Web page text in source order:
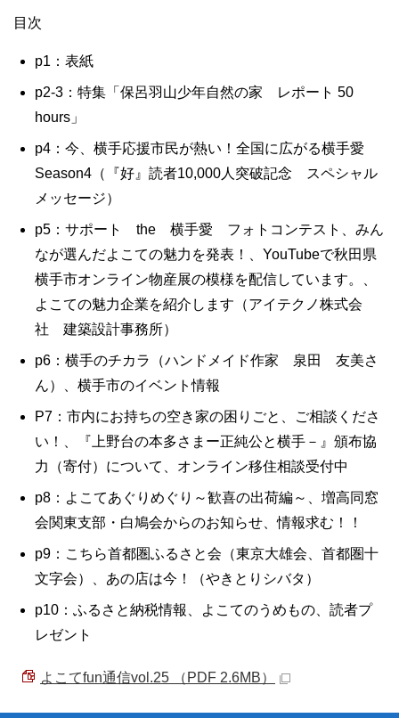
目次
p1：表紙
p2-3：特集「保呂羽山少年自然の家 レポート 50
hours」
p4：今、横手応援市民が熱い！全国に広がる横手愛
Season4（『好』読者10,000人突破記念 スペシャル
メッセージ）
p5：サポート the 横手愛 フォトコンテスト、みん
なが選んだよこての魅力を発表！、YouTubeで秋田県
横手市オンライン物産展の模様を配信しています。、
よこての魅力企業を紹介します（アイテクノ株式会
社 建築設計事務所）
p6：横手のチカラ（ハンドメイド作家 泉田 友美さ
ん）、横手市のイベント情報
P7：市内にお持ちの空き家の困りごと、ご相談くださ
い！、『上野台の本多さまー正純公と横手－』頒布協
力（寄付）について、オンライン移住相談受付中
p8：よこてあぐりめぐり～歓喜の出荷編～、増高同窓
会関東支部・白鳩会からのお知らせ、情報求む！！
p9：こちら首都圏ふるさと会（東京大雄会、首都圏十
文字会）、あの店は今！（やきとりシバタ）
p10：ふるさと納税情報、よこてのうめもの、読者プ
レゼント
よこてfun通信vol.25 （PDF 2.6MB）